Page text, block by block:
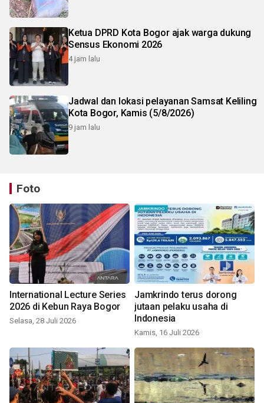
Ketua DPRD Kota Bogor ajak warga dukung
Sensus Ekonomi 2026
4 jam lalu
Jadwal dan lokasi pelayanan Samsat Keliling
Kota Bogor, Kamis (5/8/2026)
9 jam lalu
Foto
International Lecture Series
2026 di Kebun Raya Bogor
Selasa, 28 Juli 2026
Jamkrindo terus dorong
jutaan pelaku usaha di
Indonesia
Kamis, 16 Juli 2026